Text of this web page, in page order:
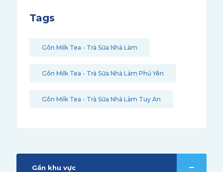
Tags
Gôn Milk Tea - Trà Sữa Nhà Làm
Gôn Milk Tea - Trà Sữa Nhà Làm Phú Yên
Gôn Milk Tea - Trà Sữa Nhà Làm Tuy An
Gần khu vực